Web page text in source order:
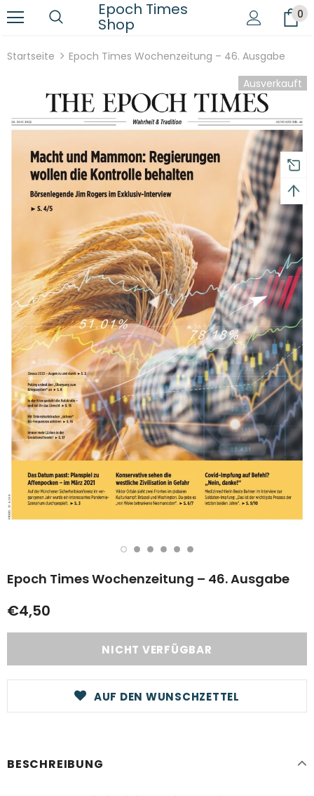
Epoch Times
Shop
0
Startseite
Epoch Times Wochenzeitung – 46. Ausgabe
Ausverkauft
Epoch Times Wochenzeitung – 46. Ausgabe
€4,50
AUF DEN WUNSCHZETTEL
BESCHREIBUNG